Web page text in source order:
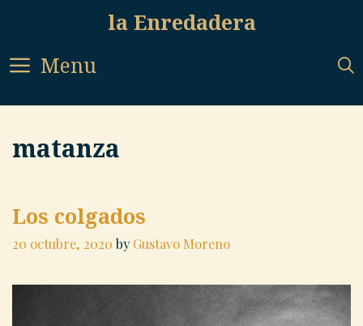
content
la Enredadera
Menu
matanza
Los colgados
20 octubre, 2020 by Gustavo Moreno